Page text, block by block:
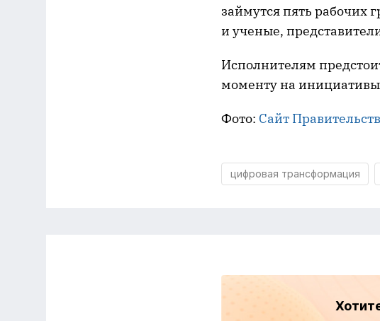
займутся пять рабочих
и ученые,
Исполнителям
моменту на
Фото: Сайт
цифровая трансформация